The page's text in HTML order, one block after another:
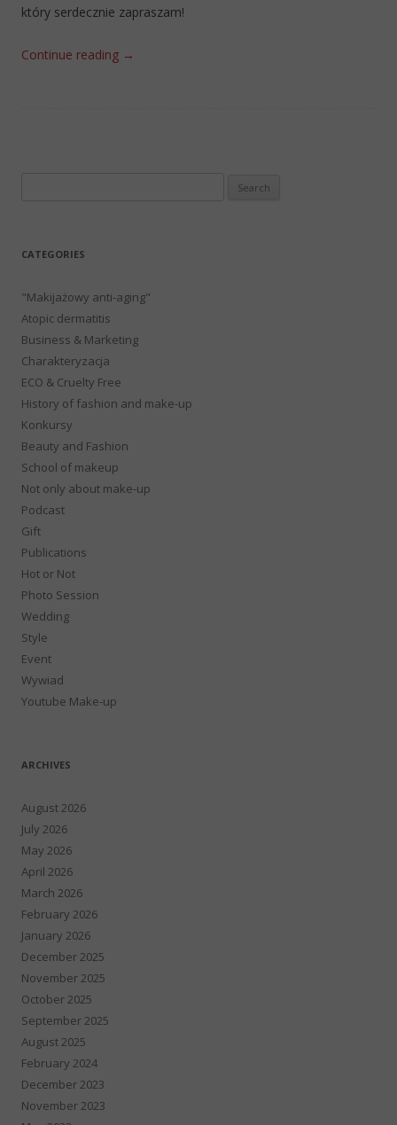
który serdecznie zapraszam!
Continue reading →
CATEGORIES
"Makijażowy anti-aging"
Atopic dermatitis
Business & Marketing
Charakteryzacja
ECO & Cruelty Free
History of fashion and make-up
Konkursy
Beauty and Fashion
School of makeup
Not only about make-up
Podcast
Gift
Publications
Hot or Not
Photo Session
Wedding
Style
Event
Wywiad
Youtube Make-up
ARCHIVES
August 2026
July 2026
May 2026
April 2026
March 2026
February 2026
January 2026
December 2025
November 2025
October 2025
September 2025
August 2025
February 2024
December 2023
November 2023